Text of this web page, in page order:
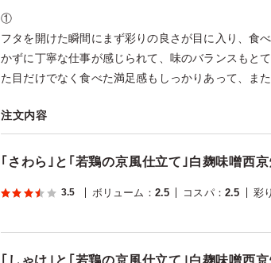
①
フタを開けた瞬間にまず彩りの良さが目に入り、食
かずに丁寧な仕事が感じられて、味のバランスもと
た目だけでなく食べた満足感もしっかりあって、また
注文内容
｢さわら｣と｢若鶏の京風仕立て｣白麹味噌西
3.5 ボリューム ： 2.5 コスパ： 2.5 彩り
｢しゃけ｣と｢若鶏の京風仕立て｣白麹味噌西